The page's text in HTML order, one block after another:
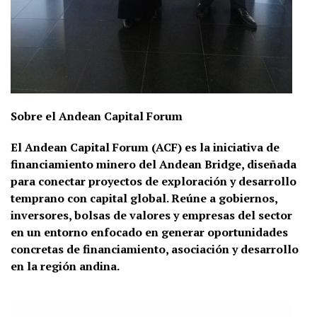
Sobre el Andean Capital Forum
El Andean Capital Forum (ACF) es la iniciativa de
financiamiento minero del Andean Bridge, diseñada
para conectar proyectos de exploración y desarrollo
temprano con capital global. Reúne a gobiernos,
inversores, bolsas de valores y empresas del sector
en un entorno enfocado en generar oportunidades
concretas de financiamiento, asociación y desarrollo
en la región andina.